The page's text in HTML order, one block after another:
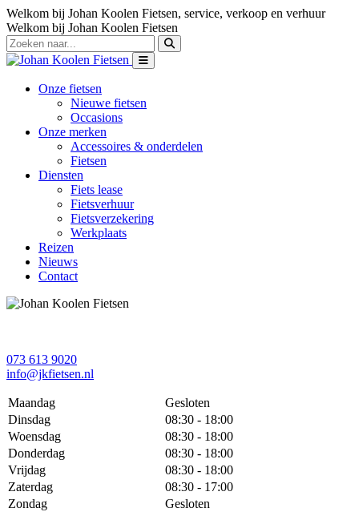
Welkom bij Johan Koolen Fietsen, service, verkoop en verhuur
Welkom bij Johan Koolen Fietsen
Onze fietsen
Nieuwe fietsen
Occasions
Onze merken
Accessoires & onderdelen
Fietsen
Diensten
Fiets lease
Fietsverhuur
Fietsverzekering
Werkplaats
Reizen
Nieuws
Contact
073 613 9020
info@jkfietsen.nl
Maandag
Gesloten
Dinsdag
08:30 - 18:00
Woensdag
08:30 - 18:00
Donderdag
08:30 - 18:00
Vrijdag
08:30 - 18:00
Zaterdag
08:30 - 17:00
Zondag
Gesloten